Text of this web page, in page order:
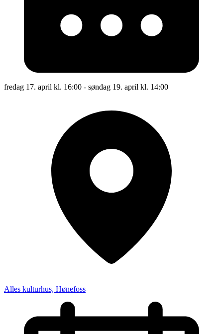
fredag 17. april kl. 16:00 - søndag 19. april kl. 14:00
Alles kulturhus, Hønefoss